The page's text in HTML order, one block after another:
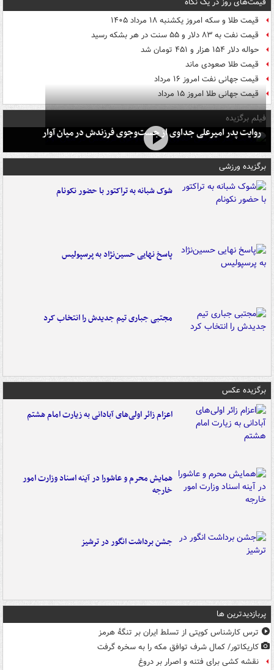
قیمت طلا و سکه امروز یکشنبه ۱۸ مرداد ۱۴۰۵
قیمت نفت به ۸۳ دلار و ۵۵ سنت در هر بشکه رسید
حواله دلار ۱۵۴ هزار و ۴۵۱ تومان شد
قیمت طلا صعودی ماند
قیمت جهانی نفت امروز ۱۶ مرداد
قیمت جهانی طلا امروز ۱۵ مرداد
فیلم برگزیده
روایت پدر امیرعلی جداوی از جست‌وجوی فرزندش در میان آوار
برگزیده ورزشی
شوک شبانه به تراکتور با حضور نکونام
پاسخ نهایی حسین‌نژاد به پرسپولیس
مجتبی جباری تیم جدیدش را انتخاب کرد
برگزیده عکس
اعزام زائر اولی‌های آبادانی به زیارت امام هشتم
همایش محرم و عاشورا در آینه اسناد وزارت امور
خارجه
جشن برداشت انگور در ترشیز
پربازدیدترین ها
ترس کارشناس کویتی از تسلط ایران بر تنگۀ هرمز
کاریکاتور/ کمال شرف توافق مکه را به سخره گرفت
نقشه کشی برای فتنه و اصرار بر دروغ